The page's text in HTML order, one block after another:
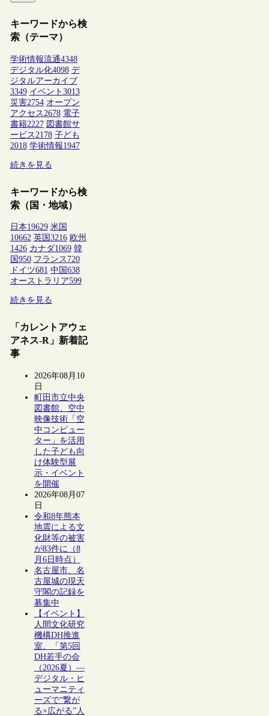
キーワードから検
索（テーマ）
学術情報流通4348
デジタル化4098 デ
ジタルアーカイブ
3349 イベント 3013
災害2754 オープン
アクセス 2678 電子
書籍2227 図書館サ
ービス 2178 子ども
2018 学術情報1947
続きを見る
キーワードから検
索（国・地域）
日本19629 米国
10662 英国 3216 欧州
1426 カナダ1069 韓
国 950 フランス 720
ドイツ681 中国 638
オーストラリア599
続きを見る
「カレントアウェ
アネス-R」新着記
事
2026年08月10
日
町田市立中央
図書館、空中
映像技術「空
中コンピュー
ター」を活用
した子ども向
け体験型展
示・イベント
を開催
2026年08月07
日
令和8年熊本
地震による文
化財等の被害
が83件に（8
月6日時点）
名古屋市、名
古屋城の現天
守閣の記録を
募集中
【イベント】
人間文化研究
機構DH推進
室、「第5回
DH若手の会
（2026夏）―
デジタル・ヒ
ューマニティ
ーズで“繋が
る×広がる”人